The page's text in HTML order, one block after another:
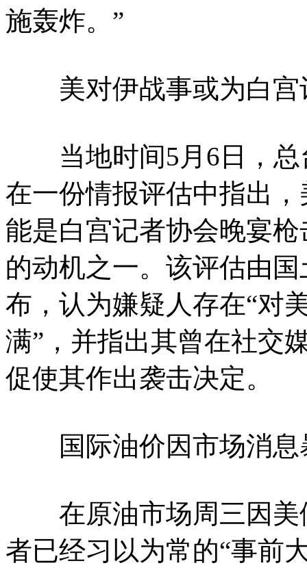
施轰炸。”
美对伊战事或为白宫
当地时间5月6日，总
在一份情报评估中指出
能是白宫记者协会晚宴
的动机之一。该评估由
布，认为嫌疑人存在“对
满”，并指出其曾在社交
促使其作出袭击决定。
国际油价因市场消息
在原油市场周三因美
者已经习以为常的“事前